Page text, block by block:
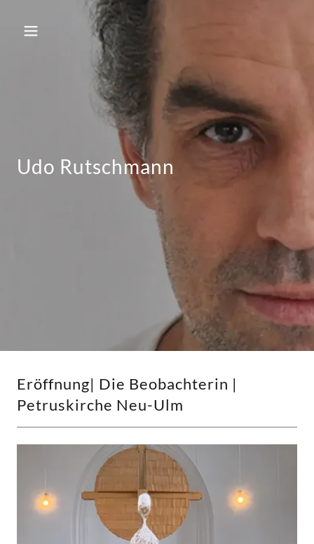
Udo Rutschmann
Eröffnung| Die Beobachterin |
Petruskirche Neu-Ulm